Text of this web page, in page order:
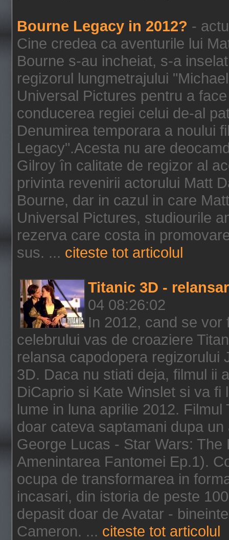
Bourne Legacy in 2012? -
Cine credea ca aventurile lui
Bourne s-au incheiat, s-a
regizorul lungmetrajului
Universal Pictures pentru a
conducerea regiei celui de-al
Denumirea temporara a noului
Legacy".Acesta nu are
Gilroy în calitate de regizor al
privinta revenirii actorului Matt
Bourne, dar in cazul in care
Universal Pictures, studiourile
rezerva care costa in
sus. ... citeste tot articolul
Titanic 3D -
04 08:26:02
In 2012, cand se
celebrului vas de croaziere
relansa capodopera regizorului
3D. Daca nu stiati deja, filmul ii
DiCaprio si Kate Winslet si va
lume in luna aprilie 2012.
doar cateva saptamani dupa
George Lucas - Star Wars:
Amenintarea Fantomei Ep.1).
ocupa de transformarea in
incasari, din istoria de peste
depasit doar de Avatar -
Cameron. ... citeste tot articolul